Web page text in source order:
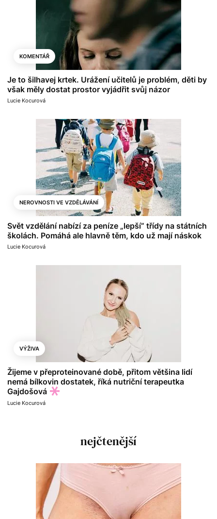
KOMENTÁŘ
Je to šilhavej krtek. Urážení učitelů je problém, děti by
však měly dostat prostor vyjádřit svůj názor
Lucie Kocurová
NEROVNOSTI VE VZDĚLÁVÁNÍ
Svět vzdělání nabízí za peníze „lepší“ třídy na státních
školách. Pomáhá ale hlavně těm, kdo už mají náskok
Lucie Kocurová
VÝŽIVA
Žijeme v přeproteinované době, přitom většina lidí
nemá bílkovin dostatek, říká nutriční terapeutka
Gajdošová
Lucie Kocurová
nejčtenější